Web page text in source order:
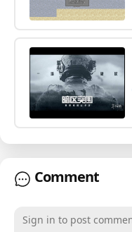
离线版
Comment